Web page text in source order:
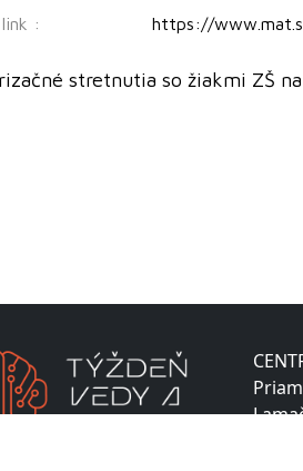
:
https://
stretnutia so žiakmi ZŠ